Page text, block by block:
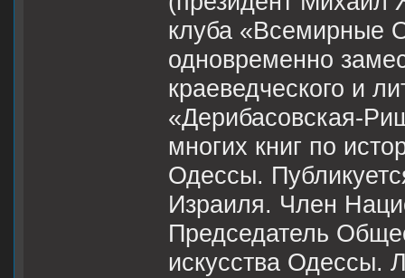
клуба «Всемирные
одновременно
краеведческого и
«Дерибасовская-
многих книг по
Одессы.
Израиля. Член
Председатель
искусства Одессы.